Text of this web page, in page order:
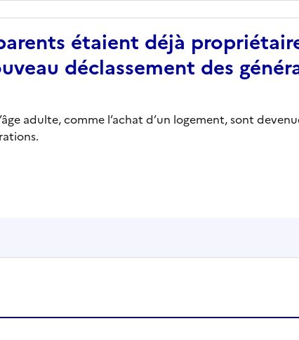
étaient déjà
déclassement des
adulte, comme l’achat d’un logement, sont